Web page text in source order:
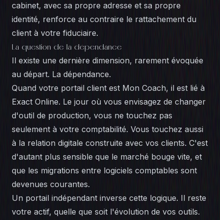
cabinet, avec sa propre adresse et sa propre
identité, renforce au contraire le rattachement du
client à votre fiduciaire.
La question de la dépendance
Il existe une dernière dimension, rarement évoquée
au départ. La dépendance.
Quand votre portail client est Mon Coach, il est lié à
Exact Online. Le jour où vous envisagez de changer
d'outil de production, vous ne touchez pas
seulement à votre comptabilité. Vous touchez aussi
à la relation digitale construite avec vos clients. C'est
d'autant plus sensible que le marché bouge vite, et
que les migrations entre logiciels comptables sont
devenues courantes.
Un portail indépendant inverse cette logique. Il reste
votre actif, quelle que soit l'évolution de vos outils.